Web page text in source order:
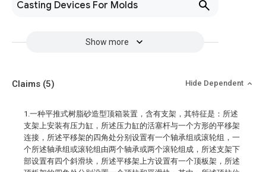
Casting Devices For Molds
Show more
Claims (5) Hide Dependent
1.一种平推式树脂砂造型顶箱装置，含有支架，其特征是：所述
支架上安装有压力缸，所述压力缸的活塞杆与一个方形的平移架
连接，所述平移架的四角处分别设置有一个轴承组或滚轮组，一
个所述轴承组或滚轮组由两个轴承或两个滚轮组成，所述支架下
部设置有四个斜滑块，所述平移架上方设置有一个顶板架，所述